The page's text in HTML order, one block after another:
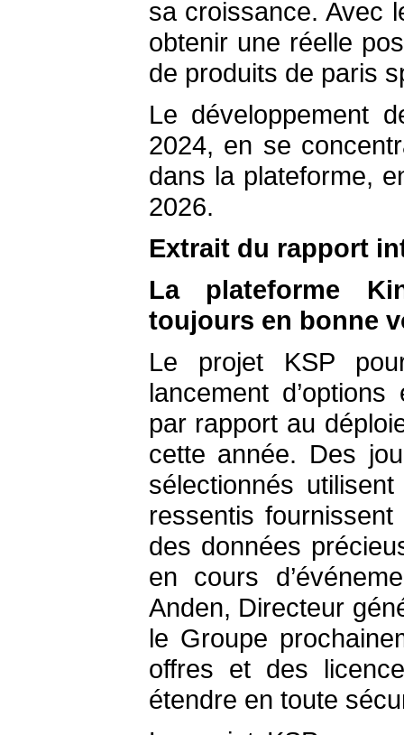
sa croissance. Avec
obtenir une réelle
de produits de paris
Le développement
2024, en se
dans la plateforme,
2026.
Extrait du rapport
La plateforme
toujours en bonne
Le projet KSP
lancement
par rapport au
cette année. Des
sélectionnés
ressentis
des données
en cours
Anden, Directeur
le Groupe
offres et des
étendre en toute